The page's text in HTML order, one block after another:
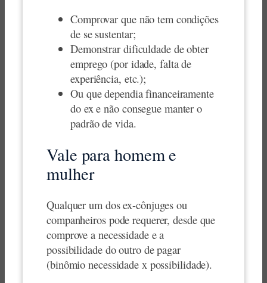
Comprovar que não tem condições
de se sustentar;
Demonstrar dificuldade de obter
emprego (por idade, falta de
experiência, etc.);
Ou que dependia financeiramente
do ex e não consegue manter o
padrão de vida.
Vale para homem e
mulher
Qualquer um dos ex-cônjuges ou
companheiros pode requerer, desde que
comprove a necessidade e a
possibilidade do outro de pagar
(binômio necessidade x possibilidade).